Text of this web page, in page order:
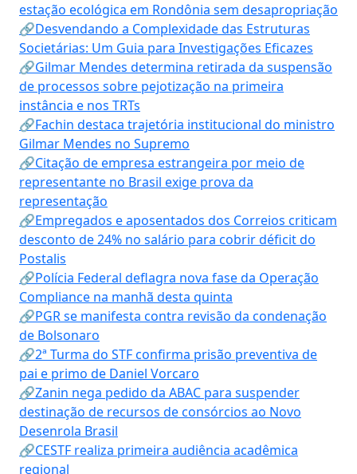
estação ecológica em Rondônia sem desapropriação
🔗Desvendando a Complexidade das Estruturas
Societárias: Um Guia para Investigações Eficazes
🔗Gilmar Mendes determina retirada da suspensão
de processos sobre pejotização na primeira
instância e nos TRTs
🔗Fachin destaca trajetória institucional do ministro
Gilmar Mendes no Supremo
🔗Citação de empresa estrangeira por meio de
representante no Brasil exige prova da
representação
🔗Empregados e aposentados dos Correios criticam
desconto de 24% no salário para cobrir déficit do
Postalis
🔗Polícia Federal deflagra nova fase da Operação
Compliance na manhã desta quinta
🔗PGR se manifesta contra revisão da condenação
de Bolsonaro
🔗2ª Turma do STF confirma prisão preventiva de
pai e primo de Daniel Vorcaro
🔗Zanin nega pedido da ABAC para suspender
destinação de recursos de consórcios ao Novo
Desenrola Brasil
🔗CESTF realiza primeira audiência acadêmica
regional